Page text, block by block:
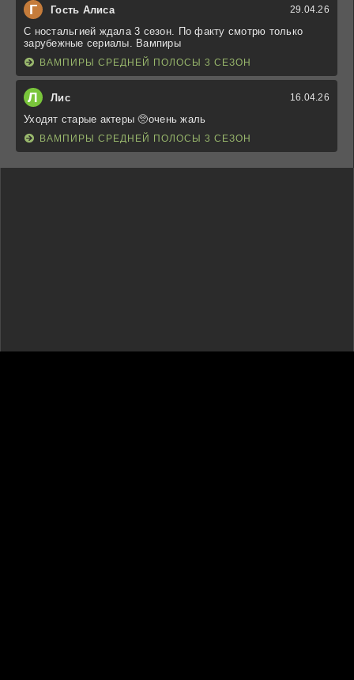
Г Гость Алиса 29.04.26
С ностальгией ждала 3 сезон. По факту смотрю только
зарубежные сериалы. Вампиры
ВАМПИРЫ СРЕДНЕЙ ПОЛОСЫ 3 СЕЗОН
Л Лис 16.04.26
Уходят старые актеры 🥺очень жаль
ВАМПИРЫ СРЕДНЕЙ ПОЛОСЫ 3 СЕЗОН